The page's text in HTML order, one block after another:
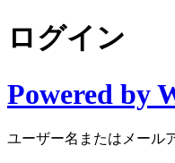
ログイン
Powered by
ユーザー名またはメール